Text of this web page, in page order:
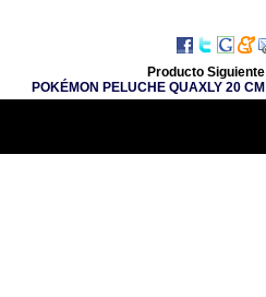
Producto Siguiente
POKÉMON PELUCHE QUAXLY 20 CM